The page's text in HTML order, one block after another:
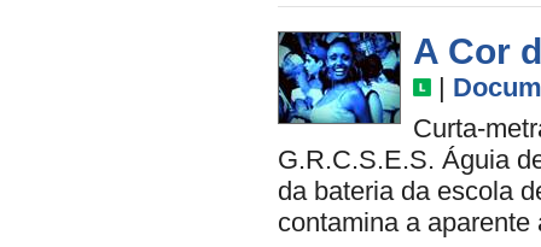
A Cor
|
Curta-
G.R.C.S.E.S. Águia
da bateria da escola
contamina a